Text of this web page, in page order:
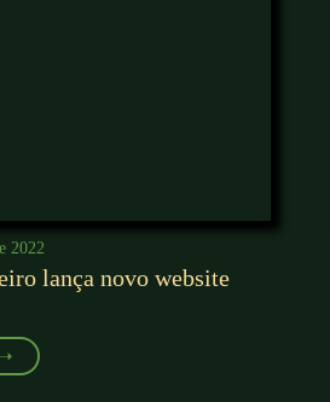
2022
lança novo website